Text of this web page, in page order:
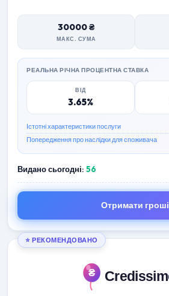
30000 ₴
МАКС. СУМА
РЕАЛЬНА РІЧНА ПРОЦЕНТНА СТАВКА
ВІД
3.65%
Істотні характеристики послуги
Попередження про наслідки для споживача
Видано сьогодні: 56
Отримати гроші
⭐ РЕКОМЕНДОВАНО